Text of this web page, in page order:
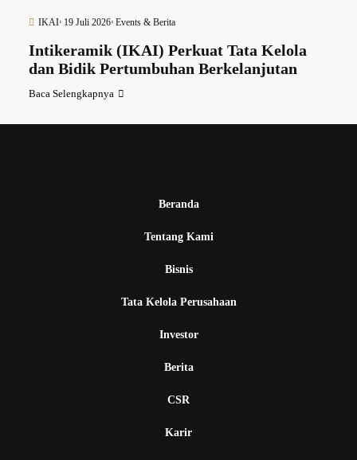
IKAI 19 Juli 2026 Events & Berita
Intikeramik (IKAI) Perkuat Tata Kelola
dan Bidik Pertumbuhan Berkelanjutan
Baca Selengkapnya
Beranda
Tentang Kami
Bisnis
Tata Kelola Perusahaan
Investor
Berita
CSR
Karir